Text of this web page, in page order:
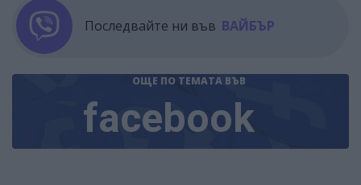
Последвайте ни във ВАЙБЪР
ОЩЕ ПО ТЕМАТА ВЪВ
facebook